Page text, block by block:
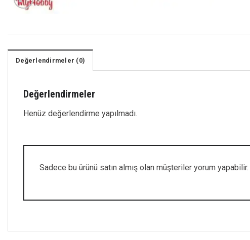
Değerlendirmeler (0)
Değerlendirmeler
Henüz değerlendirme yapılmadı.
Sadece bu ürünü satın almış olan müşteriler yorum yapabilir.